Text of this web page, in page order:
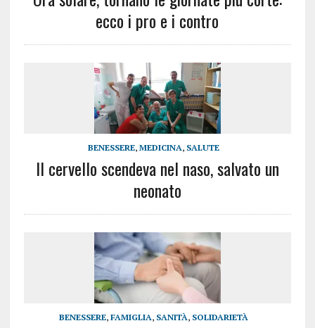
ecco i pro e i contro
BENESSERE,MEDICINA, SALUTE
Il cervello scendeva nel naso, salvato un
neonato
BENESSERE,FAMIGLIA, SANITÀ, SOLIDARIETÀ